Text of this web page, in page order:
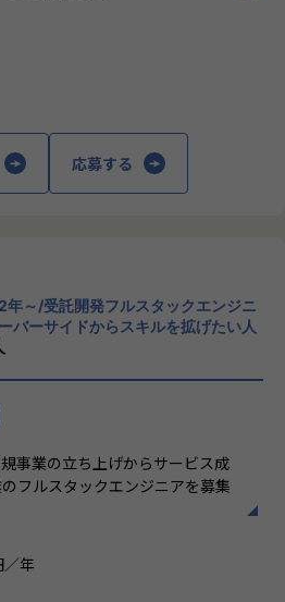
。
件に関わっていくことができま
たインフラ構築に携わる機会も
画、書籍などの学習教材の購入
負担でサポート。
ンターとして招いた講習など、
見据えた取り組みも行なってい
タイルが分かる、ブログ記事も
由に学べてスキルアップできる
たら 嬉しいです！
www.wantedly.c
qiita.com/organization
じて、お客様のビジネスに伴走
言葉を企業のVisionとしていま
超える新たな価値を共に創り出
まがサービスの成長を志したと
ボックスを思い浮かべていただ
指しています。
応募する
年～/受託開発フルスタックエンジニ
バーサイドからスキルを拡げたい人
事業の立ち上げからサービス成
フルスタックエンジニアを募集
っていきます。
年